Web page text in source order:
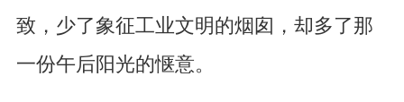
致，少了象征工业文明的烟囱，却多了那
一份午后阳光的惬意。